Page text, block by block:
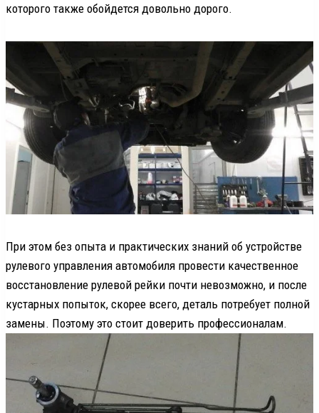
которого также обойдется довольно дорого.
При этом без опыта и практических знаний об устройстве
рулевого управления автомобиля провести качественное
восстановление рулевой рейки почти невозможно, и после
кустарных попыток, скорее всего, деталь потребует полной
замены. Поэтому это стоит доверить профессионалам.